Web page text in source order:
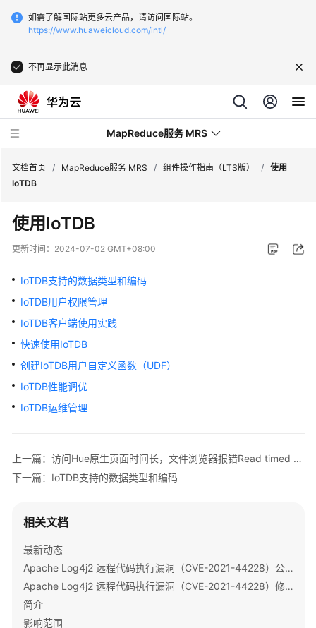
如需了解国际站更多云产品，请访问国际站。
https://www.huaweicloud.com/intl/
不再显示此消息
MapReduce服务 MRS
新
动
务
公
告
产
品
介
费
说
快
速
门
用
户
文档首页 / MapReduce服务 MRS / 组件操作指南（LTS版） / 使用
IoTDB
使用IoTDB
更新时间： 2024-07-02 GMT+08:00
IoTDB支持的数据类型和编码
IoTDB用户权限管理
IoTDB客户端使用实践
快速使用IoTDB
创建IoTDB用户自定义函数（UDF）
IoTDB性能调优
IoTDB运维管理
上一篇：访问Hue原生页面时间长，文件浏览器报错Read timed out
下一篇：IoTDB支持的数据类型和编码
相关文档
最新动态
Apache Log4j2 远程代码执行漏洞（CVE-2021-44228）公告
Apache Log4j2 远程代码执行漏洞（CVE-2021-44228）修复指导
简介
影响范围